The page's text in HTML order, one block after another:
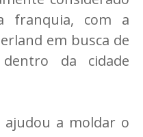
franquia, com a
em busca de
da cidade
a moldar o